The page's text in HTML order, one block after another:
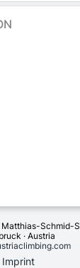
Schmid-
· Austria
Imprint